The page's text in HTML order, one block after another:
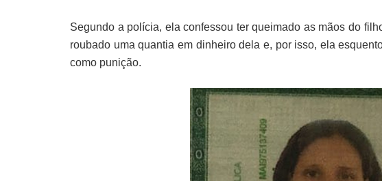
Segundo a polícia, ela confessou ter queimado as mãos do
roubado uma quantia em dinheiro dela e, por isso, ela
como punição.